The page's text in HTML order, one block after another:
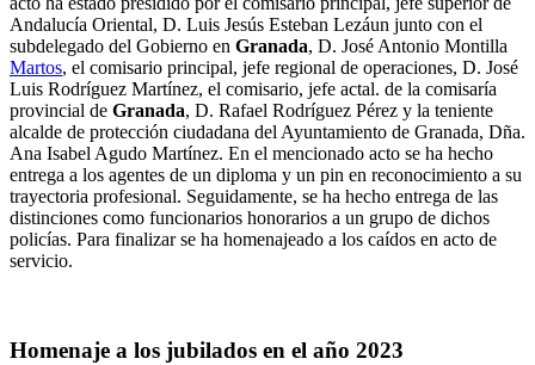
Andalucía Oriental, D. Luis Jesús Esteban Lezáun junto con el
subdelegado del Gobierno en Granada, D. José Antonio Montilla
Martos, el comisario principal, jefe regional de operaciones, D. José
Luis Rodríguez Martínez, el comisario, jefe actal. de la comisaría
provincial de Granada, D. Rafael Rodríguez Pérez y la teniente
alcalde de protección ciudadana del Ayuntamiento de Granada, Dña.
Ana Isabel Agudo Martínez. En el mencionado acto se ha hecho
entrega a los agentes de un diploma y un pin en reconocimiento a su
trayectoria profesional. Seguidamente, se ha hecho entrega de las
distinciones como funcionarios honorarios a un grupo de dichos
policías. Para finalizar se ha homenajeado a los caídos en acto de
servicio.
Homenaje a los jubilados en el año 2023